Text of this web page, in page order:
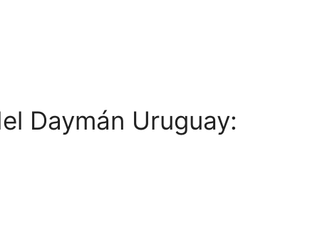
Daymán Uruguay: